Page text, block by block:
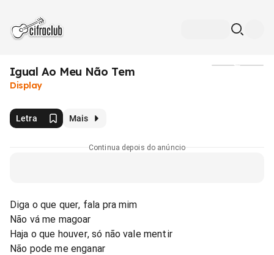
Igual Ao Meu Não Tem
Display
Letra Mais
Continua depois do anúncio
Diga o que quer, fala pra mim
Não vá me magoar
Haja o que houver, só não vale mentir
Não pode me enganar